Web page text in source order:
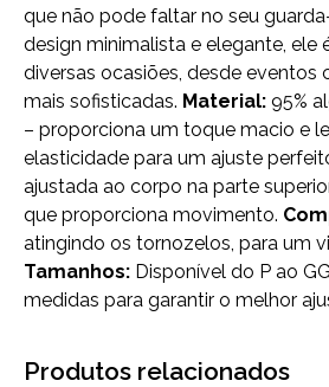
que não pode faltar no seu
design minimalista e elegante, ele
diversas ocasiões, desde eventos
mais sofisticadas. Material: 95%
– proporciona um toque macio e
elasticidade para um ajuste
ajustada ao corpo na parte
que proporciona movimento.
atingindo os tornozelos, para um
Tamanhos: Disponível do P ao
medidas para garantir o melhor
Produtos relacionados